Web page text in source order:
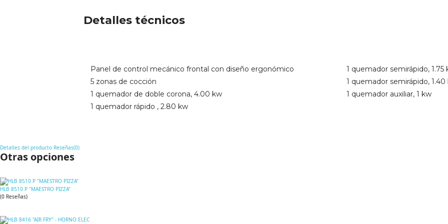
Detalles técnicos
Panel de control mecánico frontal con diseño ergonómico
5 zonas de cocción
1 quemador de doble corona, 4.00 kw
1 quemador rápido , 2.80 kw
1 quemador semirápido, 1.75
1 quemador semirápido, 1.40
1 quemador auxiliar, 1 kw
Detalles del producto Reseñas(0)
Otras opciones
HLB 8510 P "MAESTRO PIZZA"
(0 Reseñas)